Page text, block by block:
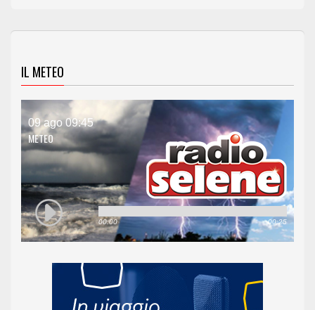
IL METEO
09 ago 09:45
METEO
00:00 00:25